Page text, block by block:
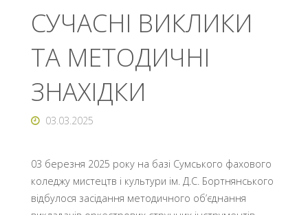
СУЧАСНІ ВИКЛИКИ
ТА МЕТОДИЧНІ
ЗНАХІДКИ
03.03.2025
03 березня 2025 року на базі Сумського фахового
коледжу мистецтв і культури ім. Д.С. Бортнянського
відбулося засідання методичного об’єднання